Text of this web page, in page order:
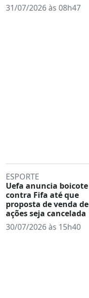
31/07/2026 às 08h47
ESPORTE
Uefa anuncia boicote
contra Fifa até que
proposta de venda de
ações seja cancelada
30/07/2026 às 15h40